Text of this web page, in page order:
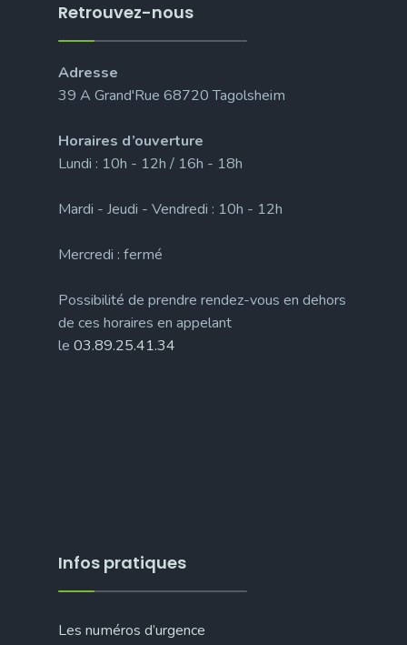
Retrouvez-nous
Adresse
39 A Grand'Rue 68720 Tagolsheim
Horaires d’ouverture
Lundi : 10h - 12h / 16h - 18h
Mardi - Jeudi - Vendredi : 10h - 12h
Mercredi : fermé
Possibilité de prendre rendez-vous en dehors
de ces horaires en appelant
le 03.89.25.41.34
Infos pratiques
Les numéros d’urgence